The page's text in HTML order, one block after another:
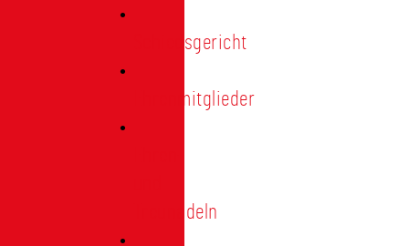
Schiedsgericht
Ehrenmitglieder
Treunadeln